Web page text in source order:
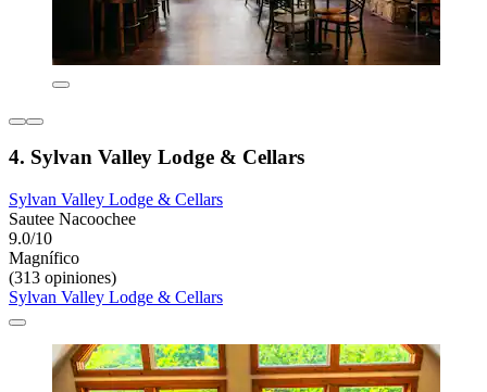
4. Sylvan Valley Lodge & Cellars
Sylvan Valley Lodge & Cellars
Sautee Nacoochee
9.0/10
Magnífico
(313 opiniones)
Sylvan Valley Lodge & Cellars